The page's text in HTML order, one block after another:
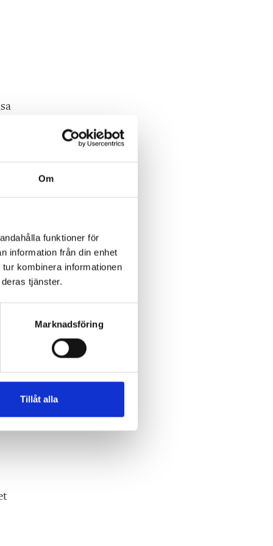
Om
funktioner för
information från din enhet
kombinera informationen
tjänster.
Marknadsföring
Tillåt alla